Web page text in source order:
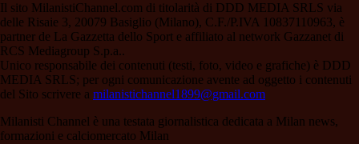
Il sito MilanistiChannel.com di titolarità di DDD MEDIA SRLS via
delle Risaie 3, 20079 Basiglio (Milano), C.F./P.IVA 10837110963, è
partner de La Gazzetta dello Sport e affiliato al network Gazzanet di
RCS Mediagroup S.p.a..
Unico responsabile dei contenuti (testi, foto, video e grafiche) è DDD
MEDIA SRLS; per ogni comunicazione avente ad oggetto i contenuti
del Sito scrivere a milanistichannel1899@gmail.com
Milanisti Channel è una testata giornalistica dedicata a Milan news,
formazioni e calciomercato Milan